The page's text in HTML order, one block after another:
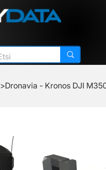
>Dronavia - Kronos DJI